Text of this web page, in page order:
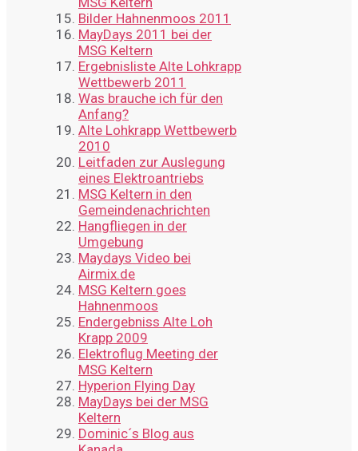
Bilder Hahnenmoos 2011
MayDays 2011 bei der
MSG Keltern
Ergebnisliste Alte Lohkrapp
Wettbewerb 2011
Was brauche ich für den
Anfang?
Alte Lohkrapp Wettbewerb
2010
Leitfaden zur Auslegung
eines Elektroantriebs
MSG Keltern in den
Gemeindenachrichten
Hangfliegen in der
Umgebung
Maydays Video bei
Airmix.de
MSG Keltern goes
Hahnenmoos
Endergebniss Alte Loh
Krapp 2009
Elektroflug Meeting der
MSG Keltern
Hyperion Flying Day
MayDays bei der MSG
Keltern
Dominic´s Blog aus